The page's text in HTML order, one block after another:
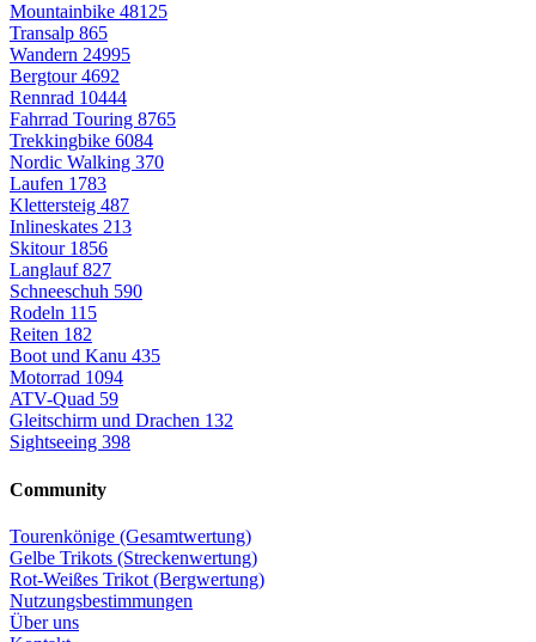
Mountainbike 48125
Transalp 865
Wandern 24995
Bergtour4692
Rennrad 10444
Fahrrad Touring 8765
Trekkingbike 6084
Nordic Walking 370
Laufen 1783
Klettersteig 487
Inlineskates 213
Skitour 1856
Langlauf827
Schneeschuh 590
Rodeln 115
Reiten 182
Boot und Kanu 435
Motorrad 1094
ATV-Quad 59
Gleitschirm und Drachen 132
Sightseeing 398
Community
Tourenkönige (Gesamtwertung)
Gelbe Trikots (Streckenwertung)
Rot-Weißes Trikot (Bergwertung)
Nutzungsbestimmungen
Über uns